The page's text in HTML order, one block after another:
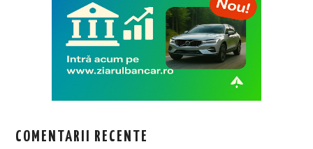
COMENTARII RECENTE